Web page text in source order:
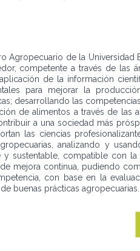
Agropecuario de la
competente a través de las
de la información
para mejorar la
desarrollando las
de alimentos a través de las
a una sociedad más
las ciencias
analizando y
y sustentable, compatible con
mejora continua, pudiendo
con base en la
buenas prácticas agropecuarias.